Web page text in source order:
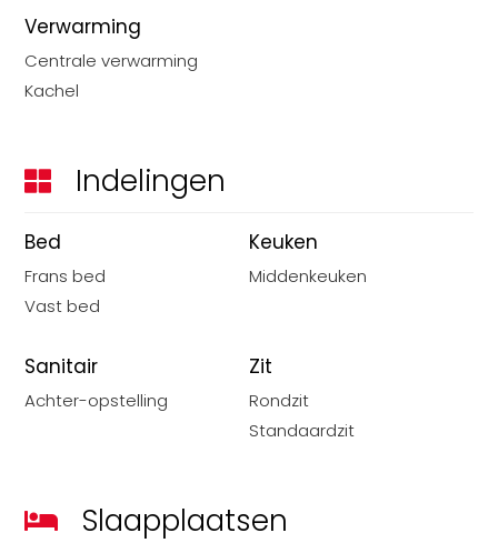
Verwarming
Centrale verwarming
Kachel
Indelingen
Bed
Frans bed
Vast bed
Keuken
Middenkeuken
Sanitair
Achter-opstelling
Zit
Rondzit
Standaardzit
Slaapplaatsen